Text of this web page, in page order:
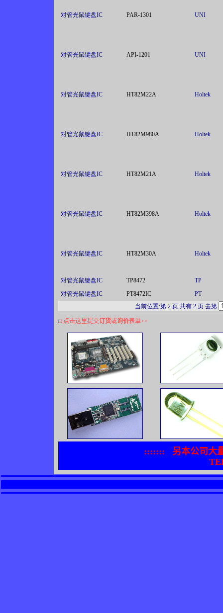
对管光鼠键盘IC PAR-1301 UNI
对管光鼠键盘IC API-1201 UNI
对管光鼠键盘IC HT82M22A Holtek
对管光鼠键盘IC HT82M980A Holtek
对管光鼠键盘IC HT82M21A Holtek
对管光鼠键盘IC HT82M398A Holtek
对管光鼠键盘IC HT82M30A Holtek
对管光鼠键盘IC TP8472
TP
对管光鼠键盘IC
PT8472IC
PT
当前位置:第 2 页 共有 2 页 去第
□ 点击这里提交订货或询价表单>>
::::::: 另本公司大